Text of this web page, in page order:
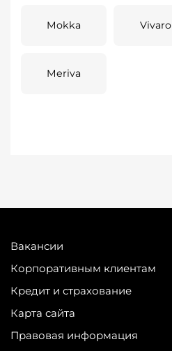
Mokka Vivaro
Meriva
Вакансии
Корпоративным клиентам
Кредит и страхование
Карта сайта
Правовая информация